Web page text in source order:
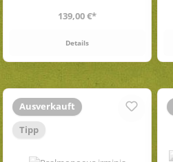
Regulärer Preis:
139,00 €*
Details
Ausverkauft
Tipp